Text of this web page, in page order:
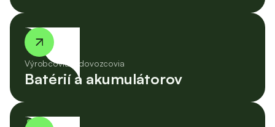
battery_2_bar
Výrobcovia a dovozcovia
Batérií a akumulátorov
inbox